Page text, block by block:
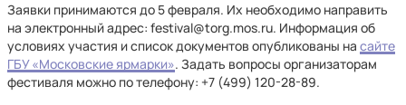
Заявки принимаются до 5 февраля. Их необходимо направить
на электронный адрес: festival@torg.mos.ru. Информация об
условиях участия и список документов опубликованы на сайте
ГБУ «Московские ярмарки». Задать вопросы организаторам
фестиваля можно по телефону: +7 (499) 120-28-89.